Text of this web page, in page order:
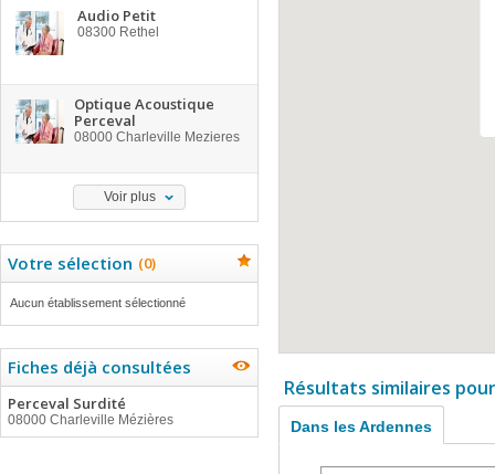
Audio Petit
08300 Rethel
Optique Acoustique
Perceval
08000 Charleville Mezieres
Voir plus
Votre sélection (0)
Aucun établissement sélectionné
Fiches déjà consultées
Perceval Surdité
08000 Charleville Mézières
Résultats similaires
Dans les Ardennes